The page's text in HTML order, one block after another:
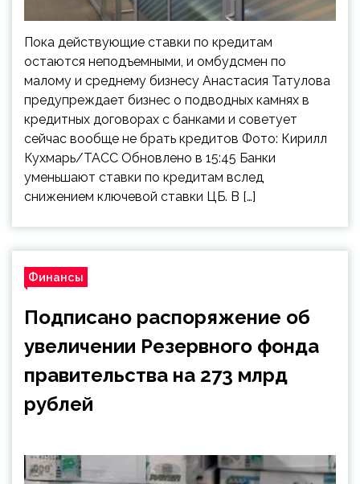
Пока действующие ставки по кредитам
остаются неподъемными, и омбудсмен по
малому и среднему бизнесу Анастасия Татулова
предупреждает бизнес о подводных камнях в
кредитных договорах с банками и советует
сейчас вообще не брать кредитов Фото: Кирилл
Кухмарь/ТАСС Обновлено в 15:45 Банки
уменьшают ставки по кредитам вслед
снижением ключевой ставки ЦБ. В […]
Финансы
Подписано распоряжение об
увеличении Резервного фонда
правительства на 273 млрд
рублей